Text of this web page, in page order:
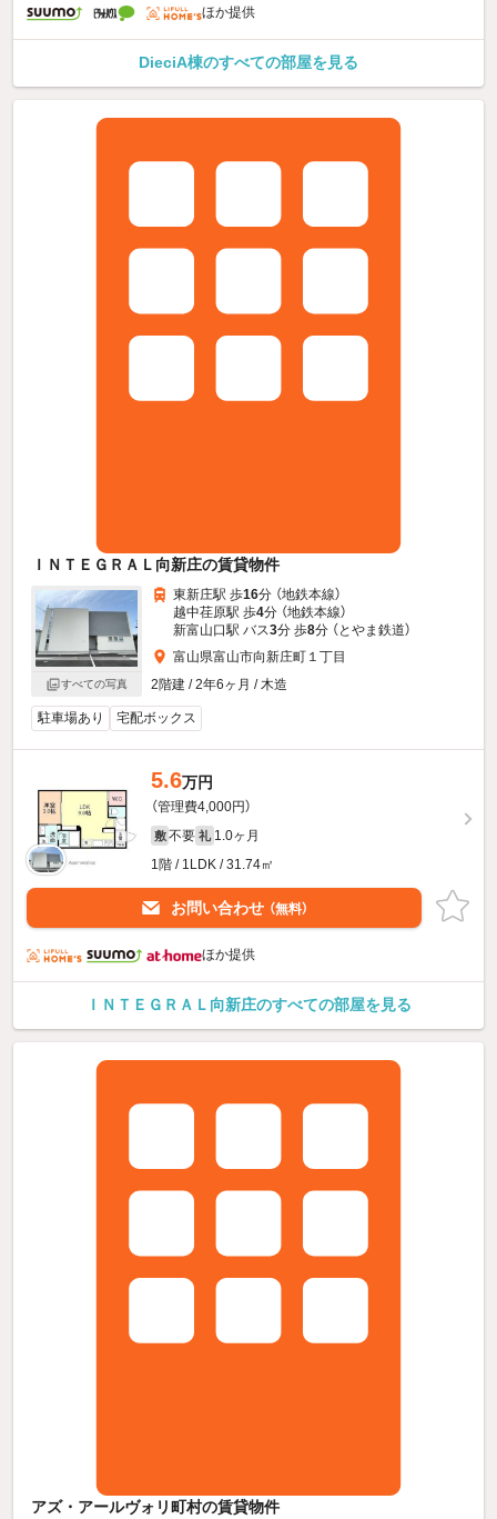
ほか提供
DieciA棟のすべての部屋を見る
ＩＮＴＥＧＲＡＬ向新庄の賃貸物件
すべての写真
東新庄駅 歩16分 （地鉄本線）
越中荏原駅 歩4分 （地鉄本線）
新富山口駅 バス3分 歩8分 （とやま鉄道）
富山県富山市向新庄町１丁目
2階建 / 2年6ヶ月 / 木造
駐車場あり 宅配ボックス
5.6万円
（管理費4,000円）
敷 不要 礼 1.0ヶ月
1階 / 1LDK / 31.74㎡
お問い合わせ （無料）
ほか提供
ＩＮＴＥＧＲＡＬ向新庄のすべての部屋を見る
アズ・アールヴォリ町村の賃貸物件